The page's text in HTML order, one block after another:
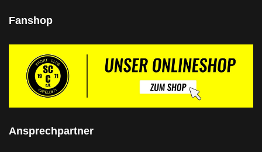
Fanshop
Ansprechpartner